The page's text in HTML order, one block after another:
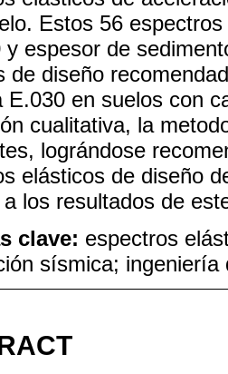
Estos 56
y espesor de
de diseño
E.030 en suelos con
cualitativa, la
lográndose
elásticos de diseño
los resultados de
clave: espectros
sísmica;